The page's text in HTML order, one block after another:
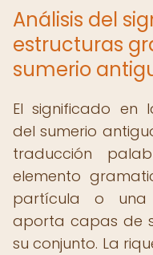
Análisis del
estructuras
sumerio
El significado en
del sumerio
traducción
elemento
partícula o una
aporta capas de
su conjunto. La